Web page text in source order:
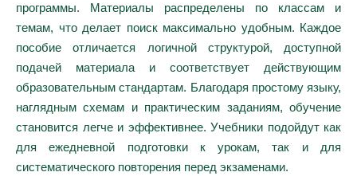
программы. Материалы распределены по классам и
темам, что делает поиск максимально удобным. Каждое
пособие отличается логичной структурой, доступной
подачей материала и соответствует действующим
образовательным стандартам. Благодаря простому языку,
наглядным схемам и практическим заданиям, обучение
становится легче и эффективнее. Учебники подойдут как
для ежедневной подготовки к урокам, так и для
систематического повторения перед экзаменами.